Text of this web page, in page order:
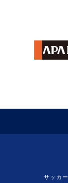
（ページの先頭へ）
サッカ